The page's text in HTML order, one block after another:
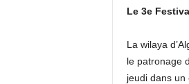
Le 3e
La wilaya
le patronage
jeudi dans